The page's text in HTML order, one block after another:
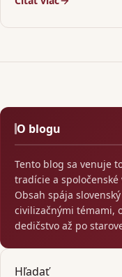
O blogu
Tento blog sa venuje
tradície a
Obsah spája
civilizačnými témami,
dedičstvo až po
Hľadať